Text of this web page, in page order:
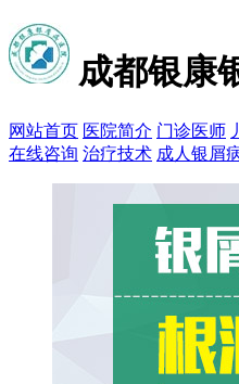
成都银康
网站首页 医院简介 门诊医师
在线咨询 治疗技术 成人银屑